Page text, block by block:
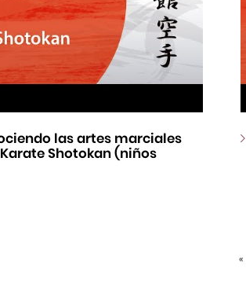
las artes marciales
Shotokan (niños
«